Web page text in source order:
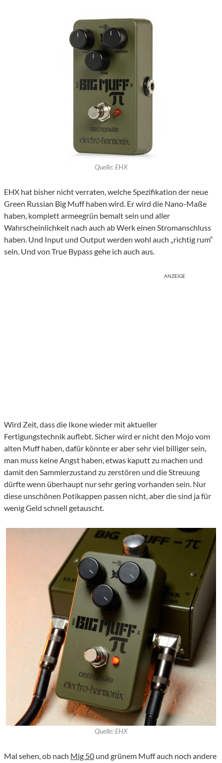
Quelle: EHX
EHX hat bisher nicht verraten, welche Spezifikation der neue
Green Russian Big Muff haben wird. Er wird die Nano-Maße
haben, komplett armeegrün bemalt sein und aller
Wahrscheinlichkeit nach auch ab Werk einen Stromanschluss
haben. Und Input und Output werden wohl auch „richtig rum“
sein. Und von True Bypass gehe ich auch aus.
ANZEIGE
Wird Zeit, dass die Ikone wieder mit aktueller
Fertigungstechnik auflebt. Sicher wird er nicht den Mojo vom
alten Muff haben, dafür könnte er aber sehr viel billiger sein,
man muss keine Angst haben, etwas kaputt zu machen und
damit den Sammlerzustand zu zerstören und die Streuung
dürfte wenn überhaupt nur sehr gering vorhanden sein. Nur
diese unschönen Potikappen passen nicht, aber die sind ja für
wenig Geld schnell getauscht.
Quelle: EHX
Mal sehen, ob nach Mig 50 und grünem Muff auch noch andere